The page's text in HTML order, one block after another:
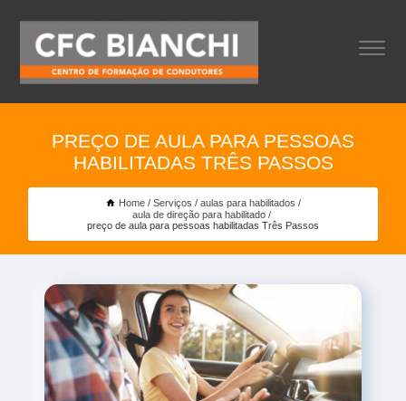
PREÇO DE AULA PARA PESSOAS
HABILITADAS TRÊS PASSOS
Home Serviços
aulas para habilitados
aula de direção para habilitado
preço de aula para pessoas habilitadas Três Passos